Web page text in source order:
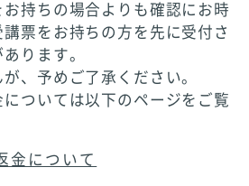
持ちの場合よりも確認にお時
票をお持ちの方を先に受付さ
ります。
、予めご了承ください。
ついては以下のページをご覧
金について